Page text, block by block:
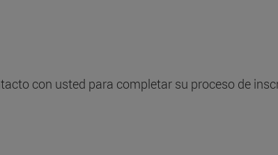
con usted para completar su proceso de